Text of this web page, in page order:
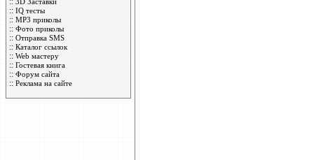
:: IQ тесты
:: MP3 приколы
:: Фото приколы
:: Отправка SMS
:: Каталог ссылок
:: Web мастеру
:: Гостевая книга
:: Форум сайта
:: Реклама на сайте